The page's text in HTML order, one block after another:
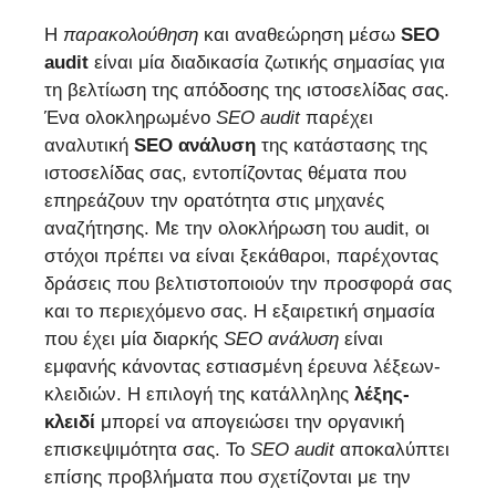
Η παρακολούθηση και αναθεώρηση μέσω SEO
audit είναι μία διαδικασία ζωτικής σημασίας για
τη βελτίωση της απόδοσης της ιστοσελίδας σας.
Ένα ολοκληρωμένο SEO auditπαρέχει
αναλυτική SEO ανάλυση της κατάστασης της
ιστοσελίδας σας, εντοπίζοντας θέματα που
επηρεάζουν την ορατότητα στις μηχανές
αναζήτησης. Με την ολοκλήρωση του audit, οι
στόχοι πρέπει να είναι ξεκάθαροι, παρέχοντας
δράσεις που βελτιστοποιούν την προσφορά σας
και το περιεχόμενο σας. Η εξαιρετική σημασία
που έχει μία διαρκής SEO ανάλυση είναι
εμφανής κάνοντας εστιασμένη έρευνα λέξεων-
κλειδιών. Η επιλογή της κατάλληλης λέξης-
κλειδί μπορεί να απογειώσει την οργανική
επισκεψιμότητα σας. Το SEO auditαποκαλύπτει
επίσης προβλήματα που σχετίζονται με την